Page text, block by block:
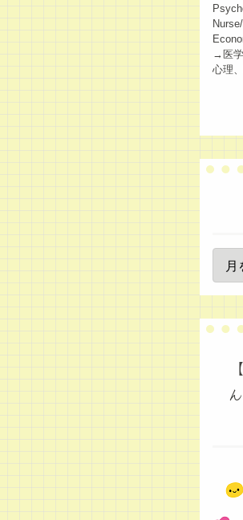
→医
心理
＼